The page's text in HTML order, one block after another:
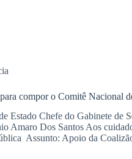
compor o Comitê Nacional
Estado Chefe do Gabinete de
Amaro Dos Santos Aos
Assunto: Apoio da